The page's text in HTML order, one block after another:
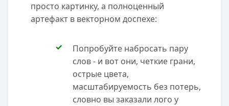
просто картинку, а полноценный
артефакт в векторном доспехе:
Попробуйте набросать пару
слов - и вот они, четкие грани,
острые цвета,
масштабируемость без потерь,
словно вы заказали лого у